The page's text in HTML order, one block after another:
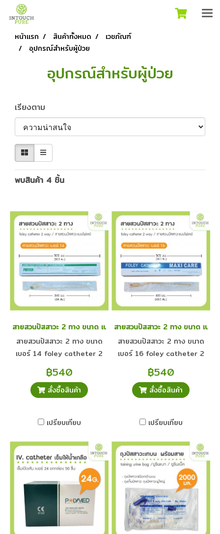
หน้าแรก สินค้าทั้งหมด
เวชภัณฑ์
อุปกรณ์สำหรับผู้ป่วย
อุปกรณ์สำหรับผู้ป่วย
เรียงตาม
พบสินค้า 4 ชิ้น
สายสวนปัสสาวะ 2 ทาง ขนาด เบอร์ 14 foley catheter ยกกล่อง
สายสวนปัสสาวะ 2 ทาง ขนาด
เบอร์ 14 foley catheter 2
way สายสวนปัสสาวะแบบโฟเลย์
ยกกล่อง 10 ชิ้น
฿540
สั่งซื้อสินค้า
เปรียบเทียบ
สายสวนปัสสาวะ 2 ทาง ขนาด เ
สายสวนปัสสาวะ 2 ทาง ขนาด
เบอร์ 16 foley catheter 2
way สายสวนปัสสาวะแบบโฟเลย์
ยกกล่อง 10 ชิ้น
฿540
สั่งซื้อสินค้า
เปรียบเทียบ